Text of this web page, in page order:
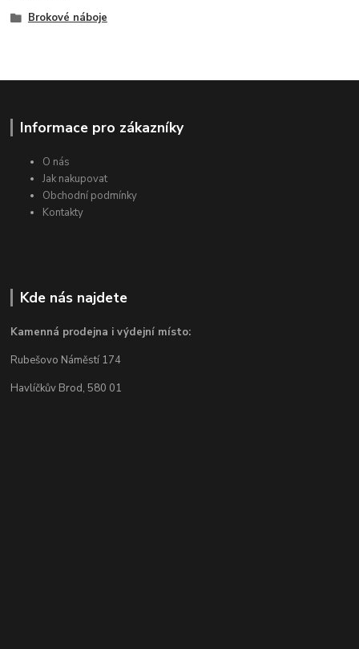
Brokové náboje
Informace pro zákazníky
O nás
Jak nakupovat
Obchodní podmínky
Kontakty
Kde nás najdete
Kamenná prodejna i výdejní místo:
Rubešovo Náměstí 174
Havlíčkův Brod, 580 01